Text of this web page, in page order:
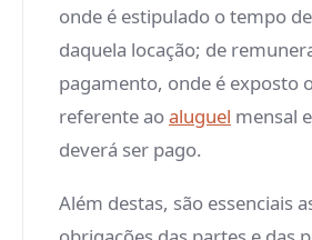
onde é estipulado o tempo
daquela locação; de
pagamento, onde é exposto
referente aoaluguel mensal
deverá ser pago.
Além destas, são essenciais